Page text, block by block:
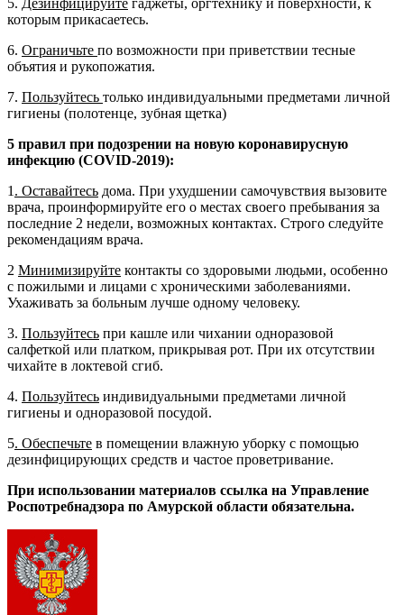
которым прикасаетесь.
6. Ограничьте по возможности при приветствии тесные
объятия и рукопожатия.
7. Пользуйтесь только индивидуальными предметами личной
гигиены (полотенце, зубная щетка)
5 правил при подозрении на новую коронавирусную
инфекцию (COVID-2019):
1 . Оставайтесь дома. При ухудшении самочувствия вызовите
врача, проинформируйте его о местах своего пребывания за
последние 2 недели, возможных контактах. Строго следуйте
рекомендациям врача.
2 Минимизируйте контакты со здоровыми людьми, особенно
с пожилыми и лицами с хроническими заболеваниями.
Ухаживать за больным лучше одному человеку.
3. Пользуйтесь при кашле или чихании одноразовой
салфеткой или платком, прикрывая рот. При их отсутствии
чихайте в локтевой сгиб.
4. Пользуйтесь индивидуальными предметами личной
гигиены и одноразовой посудой.
5. Обеспечьте в помещении влажную уборку с помощью
дезинфицирующих средств и частое проветривание.
При использовании материалов ссылка на Управление
Роспотребнадзора по Амурской области обязательна.